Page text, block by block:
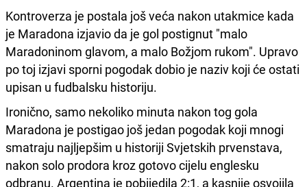
Kontroverza je postala još veća nakon utakmice kada
je Maradona izjavio da je gol postignut "malo
Maradoninom glavom, a malo Božjom rukom". Upravo
po toj izjavi sporni pogodak dobio je naziv koji će ostati
upisan u fudbalsku historiju.
Ironično, samo nekoliko minuta nakon tog gola
Maradona je postigao još jedan pogodak koji mnogi
smatraju najljepšim u historiji Svjetskih prvenstava,
nakon solo prodora kroz gotovo cijelu englesku
odbranu. Argentina je pobijedila 2:1, a kasnije osvojila